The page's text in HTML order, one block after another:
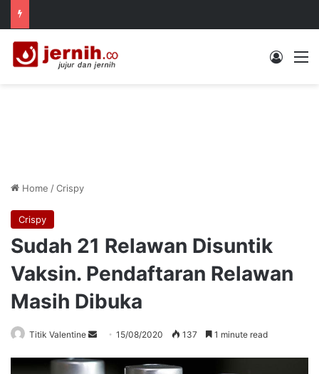
Log In
Home /Crispy
Crispy
Sudah 21 Relawan Disuntik
Vaksin. Pendaftaran Relawan
Masih Dibuka
Titik Valentine
Send
email
15/08/2020 137 1 minute read